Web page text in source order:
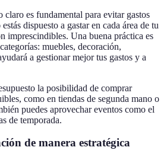
claro es fundamental para evitar gastos
dispuesto a gastar en cada área de tu
imprescindibles. Una buena práctica es
muebles, decoración,
a gestionar mejor tus gastos y a
la posibilidad de comprar
como en tiendas de segunda mano o
puedes aprovechar eventos como el
de temporada.
de manera estratégica